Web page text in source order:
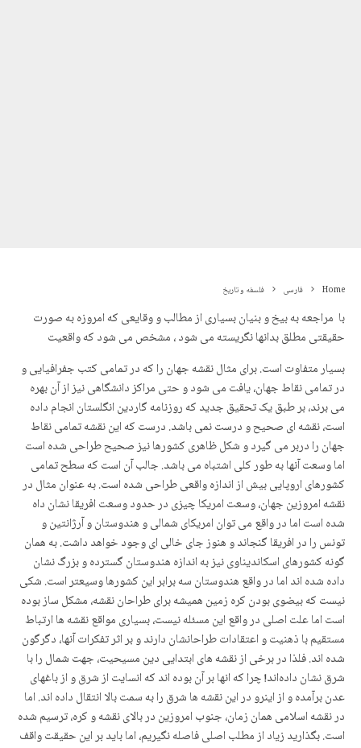
Home فارسی فلسفه و تاریخ
با مراجعه به بیخ و بنیان بسیاری از مطالب و وقایعی که امروزه به صورت
حقیقتی مطلق بدانها نگریسته می شود ، مشخص می شود که واقعیت
بسیار متفاوت است. برای مثال نقشه جهان را که در تمامی کتب جفرافیایی و
در تمامی نقاط جهان، یافت می شود و حتی مراکز دانشگاهی نیز از آن بهره
می برند، بر طبق یک تحقیق جدید که روزنامه گاردین انگلستان انجام داده
است، نقشه ای صحیح و درست نمی باشد. درست که این نقشه تمامی نقاط
جهان را دربر می گیرد و شکل ظاهری کشورها نیز صحیح طراحی شده است
اما وسعت آنها به طور کلی اشتباه می باشد. جالب آن است که سطح تمامی
کشورهای اروپایی بیش از اندازه واقعی طراحی شده است. به عنوان مثال در
نقشه امروزین جهان، وسعت امریکا چیزی در حدود وسعت افریقا نشان داه
شده است اما در واقع می توان امریکای شمالی و هندوستان و آرژانتین و
تونس را در افریقا گنجاند و هنوز جای خالی ای وجود خواهد داشت. به همان
گونه کشورهای اسکاندیناوی نیز به اندازه هندوستان گسترده و بزرگ نشان
داده شده اند اما در واقع هندوستان سه برابر این کشورها وسیعتر است. شکی
نیست که بیضوی بودن کره زمین همیشه برای طراحان نقشه، مشکل ساز بوده
است اما علت اصلی در واقع این مسئله نیست، بسیاری مواقع نقشه ها ارتباط
مستقیم با ذهنیت و اعتقادات طراحانشان دارند و بر اثر تفکرات آنها، دگرگون
شده اند. فلذا در برخی از نقشه های ابتدایی دین مسیحیت، جهت شمال را با
شرق نشان دادەاند! چرا که انها بر آن بوده اند که انسایت از شرق و از باغهای
عدن برآمده و از اینرو در این نقشه ها شرق را به سمت بالا انتقال داده اند. اما
در نقشه اسلامی همان زمان، جنوب امروزین در بالای نقشه و کره، ترسیم شده
است. بگذارید زیاد از مطلب اصلی فاصله نگیریم، اما باید بر این حقیقت واقف